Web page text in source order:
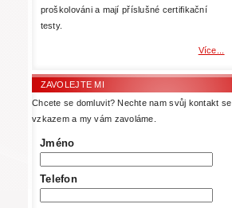
proškolováni a mají příslušné certifikační
testy.
Více...
ZAVOLEJTE MI
Chcete se domluvit? Nechte nam svůj kontakt se
vzkazem a my vám zavoláme.
Jméno
Telefon